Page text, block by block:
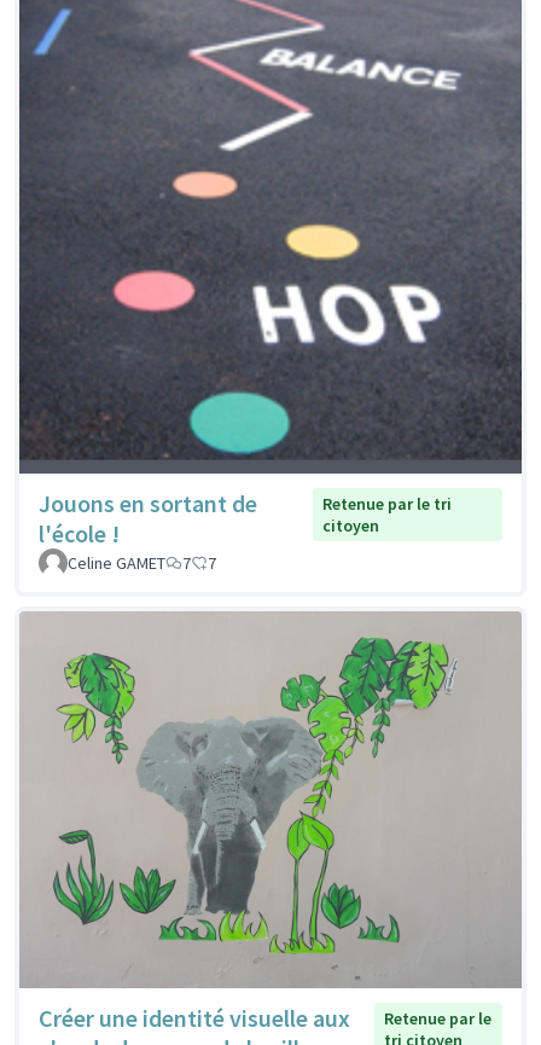
Jouons en sortant de
l'école !
Retenue par le tri
citoyen
Celine GAMET
7 7
Créer une identité visuelle aux
Retenue par le
tri citoyen